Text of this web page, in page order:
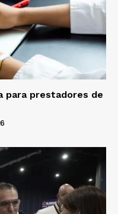
para prestadores de